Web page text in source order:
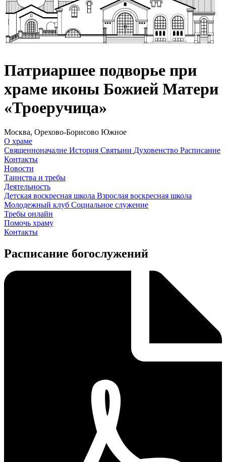
Патриаршее подворье при
храме иконы Божией Матери
«Троеручица»
Москва, Орехово-Борисово Южное
О храме
Священноначалие История Святыни Духовенство Расписание
Контакты
Новости
Таинства и требы
Деятельность
Детская воскресная школа Взрослая воскресная школа
Молодежный клуб Социальное служение
Требы онлайн
Помочь храму
Контакты
Расписание богослужений